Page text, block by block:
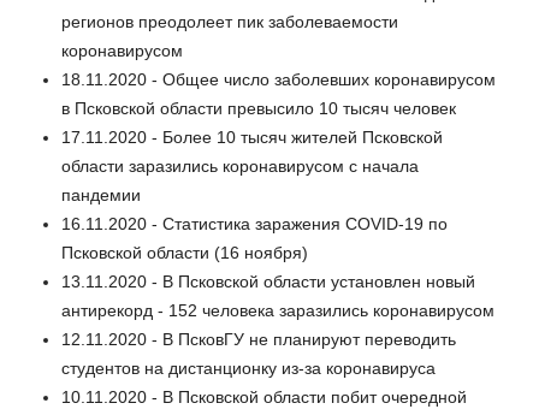
регионов преодолеет пик заболеваемости
коронавирусом
18.11.2020 - Общее число заболевших коронавирусом
в Псковской области превысило 10 тысяч человек
17.11.2020 - Более 10 тысяч жителей Псковской
области заразились коронавирусом с начала
пандемии
16.11.2020 - Статистика заражения COVID-19 по
Псковской области (16 ноября)
13.11.2020 - В Псковской области установлен новый
антирекорд - 152 человека заразились коронавирусом
12.11.2020 - В ПсковГУ не планируют переводить
студентов на дистанционку из-за коронавируса
10.11.2020 - В Псковской области побит очередной